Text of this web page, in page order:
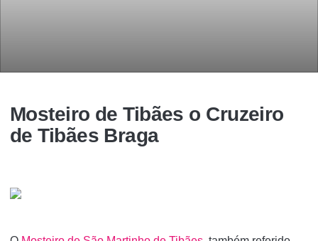
Mosteiro de Tibães o Cruzeiro
de Tibães Braga